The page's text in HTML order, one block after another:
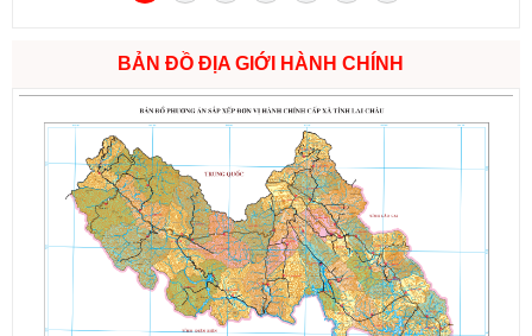
BẢN ĐỒ ĐỊA GIỚI HÀNH CHÍNH
1721/QĐ-UBND